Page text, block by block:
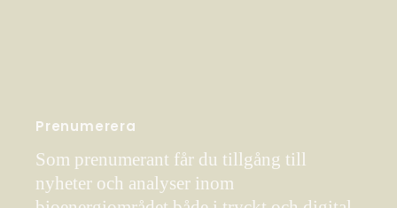
Prenumerera
Som prenumerant får du tillgång till
nyheter och analyser inom